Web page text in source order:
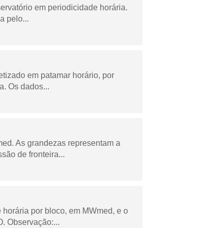
em periodicidade horária.
pelo...
em patamar horário, por
Os dados...
As grandezas representam a
de fronteira...
por bloco, em MWmed, e o
Observação:...